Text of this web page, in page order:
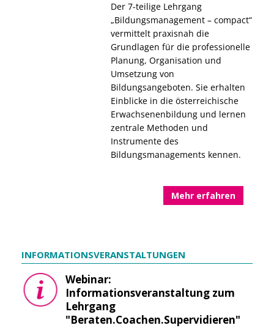
Der 7-teilige Lehrgang
„Bildungsmanagement – compact“
vermittelt praxisnah die
Grundlagen für die professionelle
Planung, Organisation und
Umsetzung von
Bildungsangeboten. Sie erhalten
Einblicke in die österreichische
Erwachsenenbildung und lernen
zentrale Methoden und
Instrumente des
Bildungsmanagements kennen.
Mehr erfahren
INFORMATIONSVERANSTALTUNGEN
Webinar:
Informationsveranstaltung zum
Lehrgang
"Beraten.Coachen.Supervidieren"